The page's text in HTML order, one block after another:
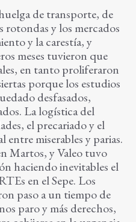
de transporte, de
rotondas y los mercados
y la carestía, y
meses tuvieron que
en tanto proliferaron
porque los estudios
desfasados,
La logística del
el precariado y el
miserables y parias.
Martos, y Valeo tuvo
haciendo inevitables el
en el Sepe. Los
paso a un tiempo de
paro y más derechos,